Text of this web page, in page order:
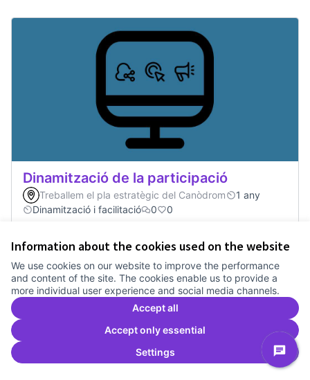
Information about the cookies used on the website
We use cookies on our website to improve the performance
and content of the site. The cookies enable us to provide a
more individual user experience and social media channels.
Accept all
Accept only essential
Settings
Dinamització de la participació
Treballem el pla estratègic del Canòdrom
1 any
Dinamització i facilitació
0 0
VoteDinamització de la participació